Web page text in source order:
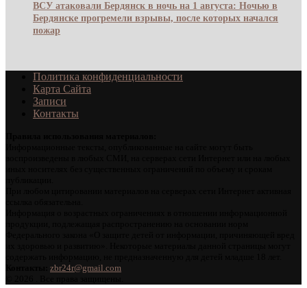
ВСУ атаковали Бердянск в ночь на 1 августа: Ночью в
Бердянске прогремели взрывы, после которых начался
пожар
Политика конфиденциальности
Карта Сайта
Записи
Контакты
zbr24r@gmail.com